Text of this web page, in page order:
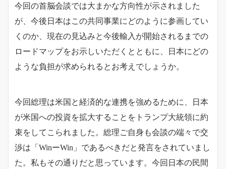
今回の首脳会談では大まかな方向性が示されました
が、 今後日本はこの共同事業にどのように参画してい
くのか、現在の見込みと今後輸入が開始されるまでの
ロードマップをお示しいただくとともに、日本にどの
ような負担が求められるとお考えでしょうか。
今回総理は米国と経済的な連携を強めるために、日本
が米国への投資を拡大することをトランプ大統領に約
束をしてこられました。総理ご自身も会談の端々で交
渉は「WinーWin」であるべきだと発言をされていまし
た。私もその通りだと思っています。 今回日本の民間